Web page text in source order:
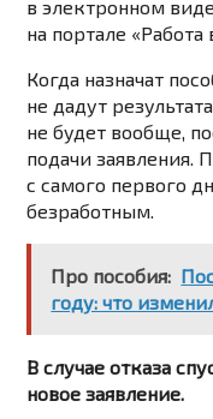
в электронном
на портале «Работа
Когда назначат
не дадут
не будет вообще,
подачи заявления.
с самого первого
безработным.
Про пособия:
году: что
В случае отказа
новое заявление.